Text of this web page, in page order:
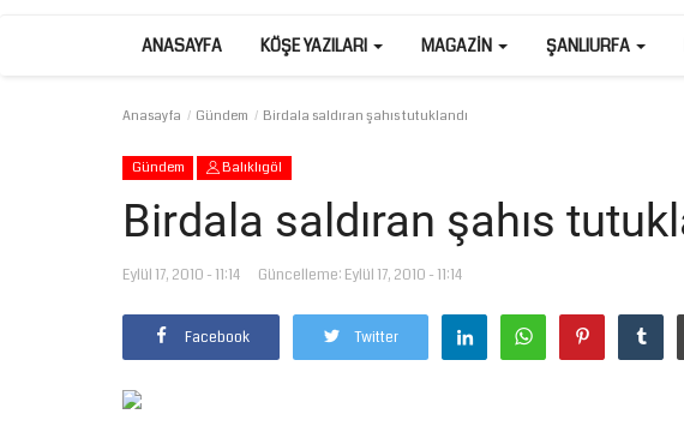
ANASAYFA KÖŞE YAZILARI MAGAZIN ŞANLIURFA
Anasayfa Gündem Birdala saldıran şahıs tutuklandı
Gündem Balıklıgöl
Birdala saldıran şahıs
Eylül 17, 2010 - 11:14 Güncelleme: Eylül 17, 2010 - 11:14
Facebook Twitter